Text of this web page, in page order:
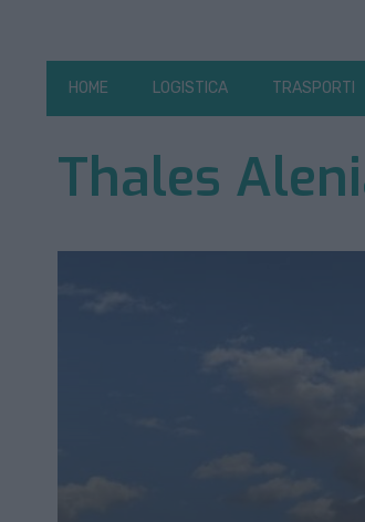
HOME LOGISTICA TRASPORTI
Thales